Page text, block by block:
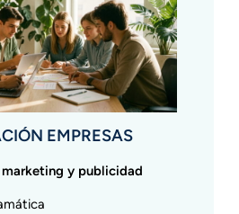
EMPRESAS
y publicidad